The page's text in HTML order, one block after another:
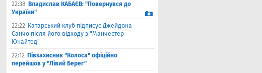
22:38 Владислав КАБАЄВ: "Повернувся до
України"
22:22 Катарський клуб підписує Джейдона
Санчо після його відходу з "Манчестер
Юнайтед"
22:12 Півзахисник "Колоса" офіційно
перейшов у "Лівий Берег"